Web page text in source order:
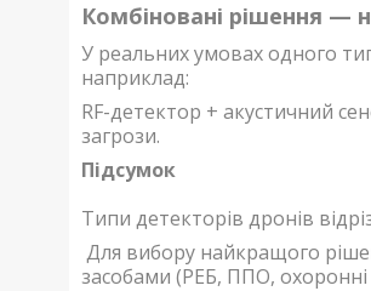
Комбіновані рішення —
У реальних умовах одного
наприклад:
RF-детектор + акустичний
загрози.
Підсумок
Типи детекторів дронів
Для вибору найкращого
засобами (РЕБ, ППО, охоронні